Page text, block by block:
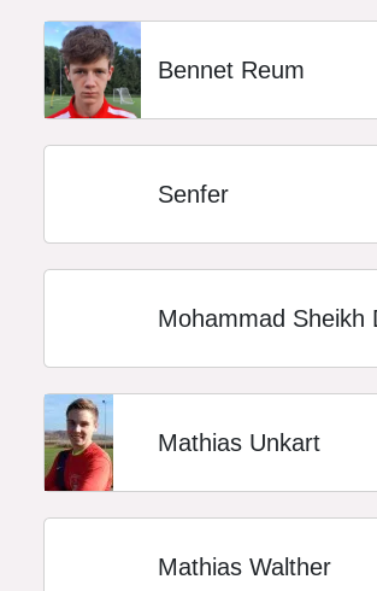
Bennet Reum
Senfer
Mohammad Sheikh
Mathias Unkart
Mathias Walther